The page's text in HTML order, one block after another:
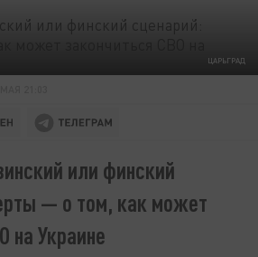
ЦАРЬГРАД
или финский
— о том, как может
на Украине